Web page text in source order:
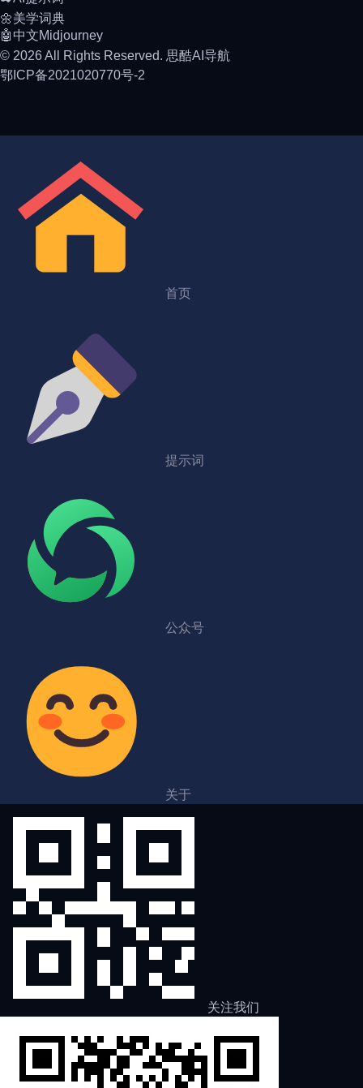
🌼美学词典
🤖中文Midjourney
© 2026 All Rights Reserved. 思酷AI导航
鄂ICP备2021020770号-2
首页
提示词
公众号
关于
关注我们